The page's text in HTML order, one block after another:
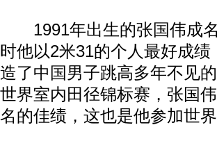
1991年出生的张国伟成名
时他以2米31的个人最好成
造了中国男子跳高多年不见
世界室内田径锦标赛，张国
名的佳绩，这也是他参加世